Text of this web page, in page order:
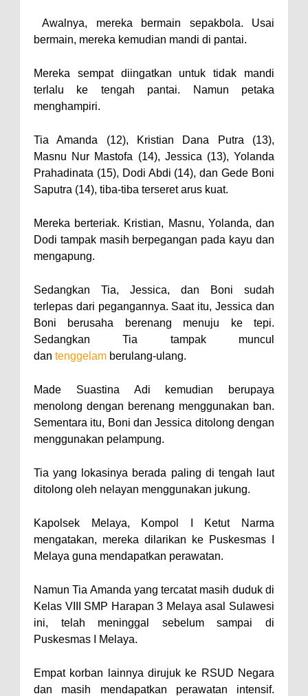
Awalnya, mereka bermain sepakbola. Usai
bermain, mereka kemudian mandi di pantai.
Mereka sempat diingatkan untuk tidak mandi
terlalu ke tengah pantai. Namun petaka
menghampiri.
Tia Amanda (12), Kristian Dana Putra (13),
Masnu Nur Mastofa (14), Jessica (13), Yolanda
Prahadinata (15), Dodi Abdi (14), dan Gede Boni
Saputra (14), tiba-tiba terseret arus kuat.
Mereka berteriak. Kristian, Masnu, Yolanda, dan
Dodi tampak masih berpegangan pada kayu dan
mengapung.
Sedangkan Tia, Jessica, dan Boni sudah
terlepas dari pegangannya. Saat itu, Jessica dan
Boni berusaha berenang menuju ke tepi.
Sedangkan Tia tampak muncul
dan tenggelam berulang-ulang.
Made Suastina Adi kemudian berupaya
menolong dengan berenang menggunakan ban.
Sementara itu, Boni dan Jessica ditolong dengan
menggunakan pelampung.
Tia yang lokasinya berada paling di tengah laut
ditolong oleh nelayan menggunakan jukung.
Kapolsek Melaya, Kompol I Ketut Narma
mengatakan, mereka dilarikan ke Puskesmas I
Melaya guna mendapatkan perawatan.
Namun Tia Amanda yang tercatat masih duduk di
Kelas VIII SMP Harapan 3 Melaya asal Sulawesi
ini, telah meninggal sebelum sampai di
Puskesmas I Melaya.
Empat korban lainnya dirujuk ke RSUD Negara
dan masih mendapatkan perawatan intensif.